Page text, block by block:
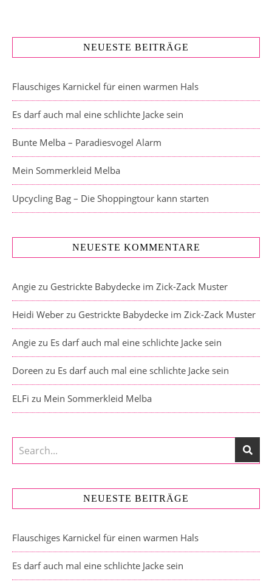
NEUESTE BEITRÄGE
Flauschiges Karnickel für einen warmen Hals
Es darf auch mal eine schlichte Jacke sein
Bunte Melba – Paradiesvogel Alarm
Mein Sommerkleid Melba
Upcycling Bag – Die Shoppingtour kann starten
NEUESTE KOMMENTARE
Angie zu Gestrickte Babydecke im Zick-Zack Muster
Heidi Weber zu Gestrickte Babydecke im Zick-Zack Muster
Angie zu Es darf auch mal eine schlichte Jacke sein
Doreen zu Es darf auch mal eine schlichte Jacke sein
ELFi zu Mein Sommerkleid Melba
NEUESTE BEITRÄGE
Flauschiges Karnickel für einen warmen Hals
Es darf auch mal eine schlichte Jacke sein